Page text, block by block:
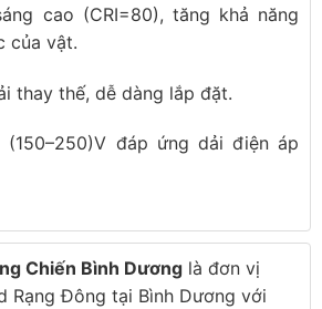
cao (CRI=80), tăng khả năng
của vật.
thay thế, dễ dàng lắp đặt.
đáp ứng dải điện áp
Chiến Bình Dương là đơn vị
Rạng Đông tại Bình Dương với